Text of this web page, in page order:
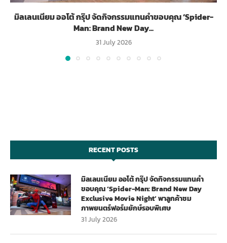
มิลเลนเนียม ออโต้ กรุ๊ป จัดกิจกรรมแทนคำขอบคุณ ‘Spider-
Man: Brand New Day...
31 July 2026
RECENT POSTS
มิลเลนเนียม ออโต้ กรุ๊ป จัดกิจกรรมแทนคำ
ขอบคุณ ‘Spider-Man: Brand New Day
Exclusive Movie Night’ พาลูกค้าชม
ภาพยนตร์ฟอร์มยักษ์รอบพิเศษ
31 July 2026